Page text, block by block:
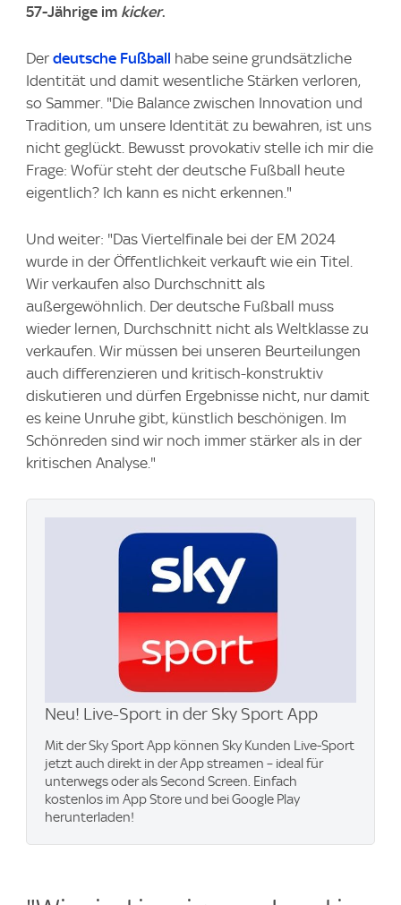
57-Jährige im kicker.
Der deutsche Fußball habe seine grundsätzliche
Identität und damit wesentliche Stärken verloren,
so Sammer. "Die Balance zwischen Innovation und
Tradition, um unsere Identität zu bewahren, ist uns
nicht geglückt. Bewusst provokativ stelle ich mir die
Frage: Wofür steht der deutsche Fußball heute
eigentlich? Ich kann es nicht erkennen."
Und weiter: "Das Viertelfinale bei der EM 2024
wurde in der Öffentlichkeit verkauft wie ein Titel.
Wir verkaufen also Durchschnitt als
außergewöhnlich. Der deutsche Fußball muss
wieder lernen, Durchschnitt nicht als Weltklasse zu
verkaufen. Wir müssen bei unseren Beurteilungen
auch differenzieren und kritisch-konstruktiv
diskutieren und dürfen Ergebnisse nicht, nur damit
es keine Unruhe gibt, künstlich beschönigen. Im
Schönreden sind wir noch immer stärker als in der
kritischen Analyse."
Neu! Live-Sport in der Sky Sport App
Mit der Sky Sport App können Sky Kunden Live-Sport
jetzt auch direkt in der App streamen – ideal für
unterwegs oder als Second Screen. Einfach
kostenlos im App Store und bei Google Play
herunterladen!